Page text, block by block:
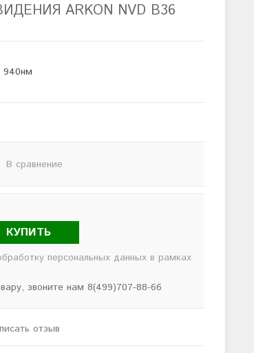
ARKON NVD B36
940нм
В сравнение
КУПИТЬ
персональных данных в рамках
звоните нам 8(499)707-88-66
отзыв